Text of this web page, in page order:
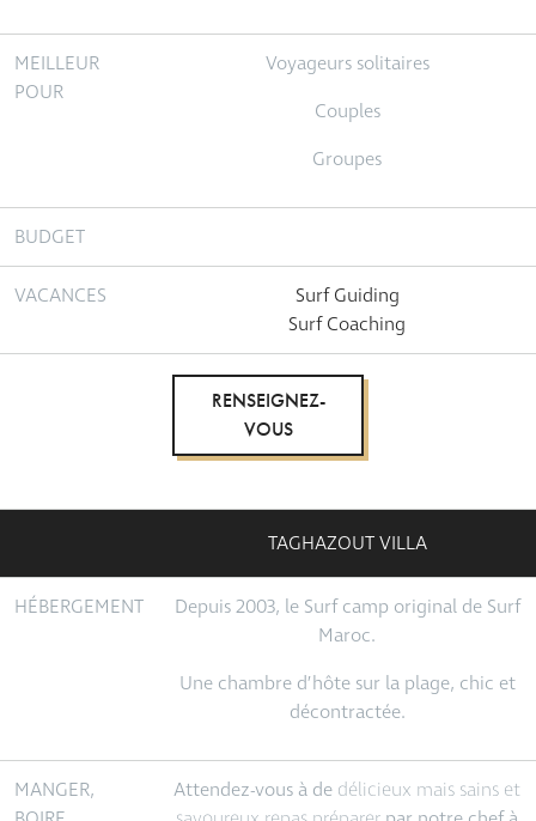
MEILLEUR
POUR
Voyageurs solitaires
Couples
Groupes
BUDGET
VACANCES
Surf Guiding
Surf Coaching
RENSEIGNEZ-
VOUS
TAGHAZOUT VILLA
HÉBERGEMENT
Depuis 2003, le Surf camp original de Surf
Maroc.
Une chambre d’hôte sur la plage, chic et
décontractée.
MANGER,
Attendez-vous à de délicieux mais sains et